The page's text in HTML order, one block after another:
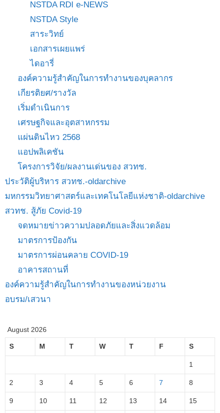
NSTDA RDI e-NEWS
NSTDA Style
สาระวิทย์
เอกสารเผยแพร่
ไดอารี่
องค์ความรู้สำคัญในการทำงานของบุคลากร
เกียรติยศ/รางวัล
เริ่มดำเนินการ
เศรษฐกิจและอุตสาหกรรม
แผ่นดินไหว 2568
แอปพลิเคชัน
โครงการวิจัย/ผลงานเด่นของ สวทช.
ประวัติผู้บริหาร สวทช.-oldarchive
มหกรรมวิทยาศาสตร์และเทคโนโลยีแห่งชาติ-oldarchive
สวทช. สู้ภัย Covid-19
จดหมายข่าวความปลอดภัยและสิ่งแวดล้อม
มาตรการป้องกัน
มาตรการผ่อนคลาย COVID-19
อาคารสถานที่
องค์ความรู้สำคัญในการทำงานของหน่วยงาน
อบรม/เสวนา
August 2026
S M T W T F S
1
2 3 4 5 6 7 8
9 10 11 12 13 14 15